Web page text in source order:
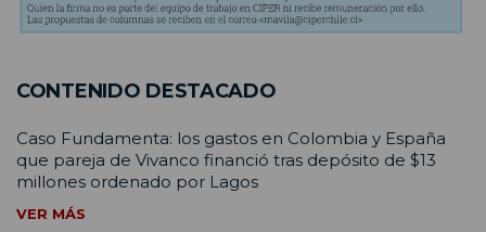
CONTENIDO DESTACADO
Caso Fundamenta: los gastos en Colombia y España
que pareja de Vivanco financió tras depósito de $13
millones ordenado por Lagos
VER MÁS